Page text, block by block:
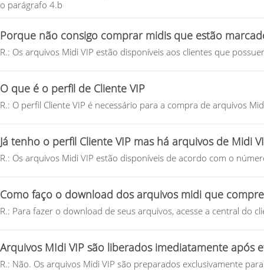
o parágrafo 4.b
Porque não consigo comprar midis que estão
R.: Os arquivos Midi VIP estão disponíveis aos clientes que
O que é o perfil de Cliente VIP
R.: O perfil Cliente VIP é necessário para a compra de arquivos
Já tenho o perfil Cliente VIP mas há arquivos de Midi
R.: Os arquivos Midi VIP estão disponíveis de acordo com o
Como faço o download dos arquivos midi que
R.: Para fazer o download de seus arquivos, acesse a central do
Arquivos MIdi VIP são liberados imediatamente após
R.: Não. Os arquivos Midi VIP são preparados exclusivamente